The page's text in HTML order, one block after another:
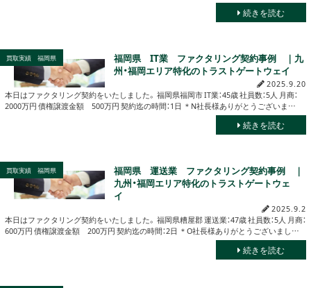
続きを読む
買取実績 福岡県
福岡県 IT業 ファクタリング契約事例 ｜九
州・福岡エリア特化のトラストゲートウェイ
2025.9.20
本日はファクタリング契約をいたしました。 福岡県福岡市 IT業：45歳 社員数：5人 月商：
2000万円 債権譲渡金額 500万円 契約迄の時間：1日 ＊N社長様ありがとうございま…
続きを読む
買取実績 福岡県
福岡県 運送業 ファクタリング契約事例 ｜
九州・福岡エリア特化のトラストゲートウェ
イ
2025.9.2
本日はファクタリング契約をいたしました。 福岡県糟屋郡 運送業：47歳 社員数：5人 月商：
600万円 債権譲渡金額 200万円 契約迄の時間：2日 ＊O社長様ありがとうございまし…
続きを読む